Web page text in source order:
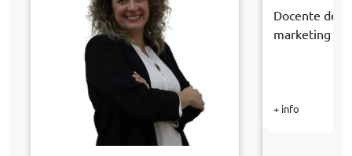
Docente de
marketing
+ info